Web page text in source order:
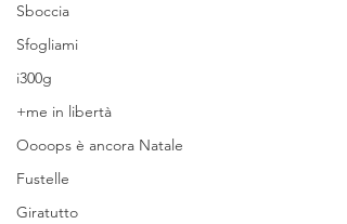
Sboccia
Sfogliami
i300g
+me in libertà
Oooops è ancora Natale
Fustelle
Giratutto